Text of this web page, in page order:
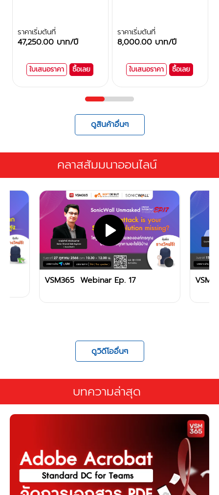
ราคาเริ่มต้นที่
47,250.00 บาท/ปี
ใบเสนอราคา ซื้อเลย
ราคาเริ่มต้นที่
8,000.00 บาท/ปี
ใบเสนอราคา ซื้อเลย
ดูสินค้าอื่นๆ
คลาสสัมมนาออนไลน์
VSM365 Webinar Ep.16
🔴 [
ดูวิดีโออื่นๆ
บทความล่าสุด